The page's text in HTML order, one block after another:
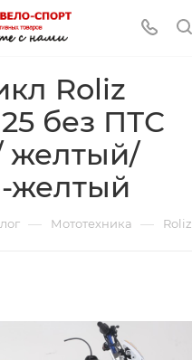
Roliz
без ПТС
желтый/
желтый
— Мототехника — Roliz